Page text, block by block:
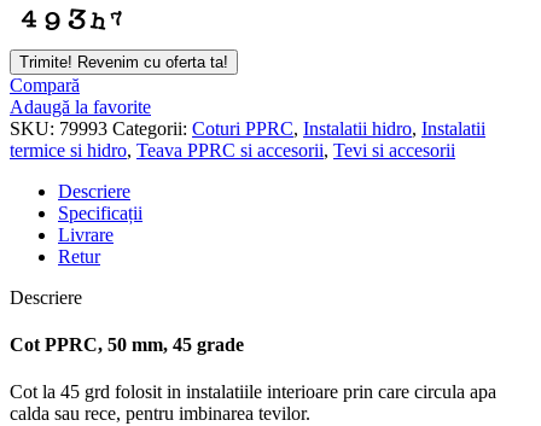
Trimite! Revenim cu oferta ta!
Compară
Adaugă la favorite
SKU: 79993 Categorii: Coturi PPRC, Instalatii hidro, Instalatii
termice si hidro, Teava PPRC si accesorii, Tevi si accesorii
Descriere
Specificații
Livrare
Retur
Descriere
Cot PPRC, 50 mm, 45 grade
Cot la 45 grd folosit in instalatiile interioare prin care circula apa
calda sau rece, pentru imbinarea tevilor.